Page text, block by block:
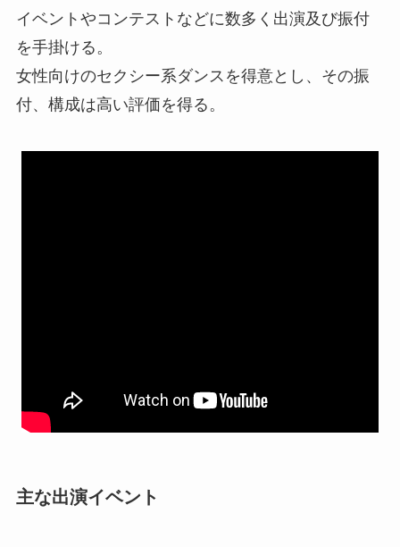
イベントやコンテストなどに数多く出演及び振付
を手掛ける。
女性向けのセクシー系ダンスを得意とし、その振
付、構成は高い評価を得る。
主な出演イベント